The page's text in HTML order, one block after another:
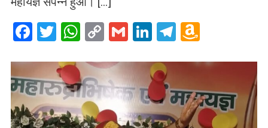
Facebook
Twitter
WhatsApp
CopyGmailLinkedIn
Telegram
List